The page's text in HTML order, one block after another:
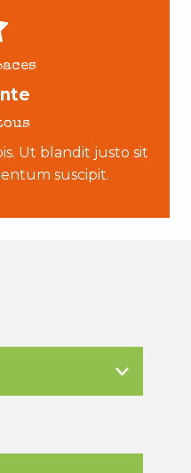
Ut blandit justo sit
suscipit.